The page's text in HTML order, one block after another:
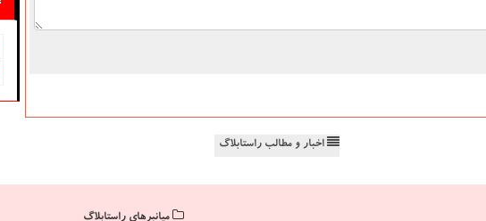
اخبار و مطالب راستابلاگ
میانبرهای راستابلاگ